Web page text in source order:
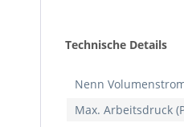
Technische Details
Nenn
Max. Arbeitsdruck